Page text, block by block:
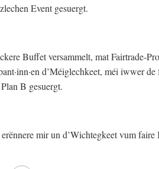
Event gesuergt.
Buffet versammelt, mat Fairtrade-
d’Méiglechkeet, méi iwwer
B gesuergt.
mir un d’Wichtegkeet vum